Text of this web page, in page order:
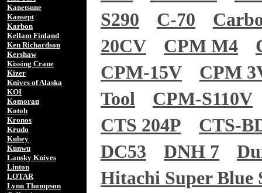
Kanetsune
Kansept
Karbon
Kellam Finland
Ken Richardson
Kershaw
Kissing Crane
Kizer
Knives of Alaska
KOI
Komoran
Kotoh
Kronos
Krudo
Kubey
Kunwu
Lansky Knives
Linton
LOTAR
Lynn Thompson
S290
C-70
20CV
CPM M4
CPM-15V
CPM
Tool
CPM-S110V
CTS 204P
CTS-
DC53
DNH 7
Hitachi Super Blue